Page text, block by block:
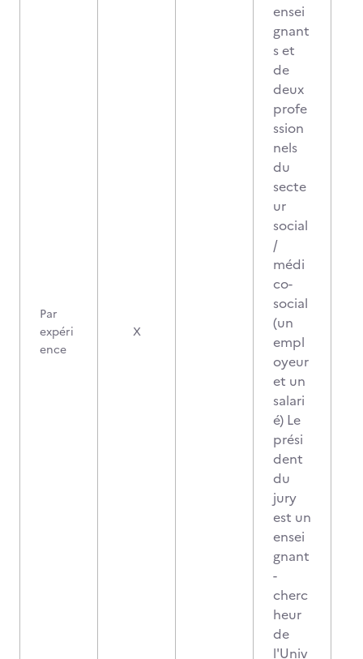
Par
expéri
ence
X
ensei
gnant
s et
de
deux
profe
ssion
nels
du
secte
ur
social
/
médi
co-
social
(un
empl
oyeur
et un
salari
é) Le
prési
dent
du
jury
est un
ensei
gnant
-
cherc
heur
de
l'Univ